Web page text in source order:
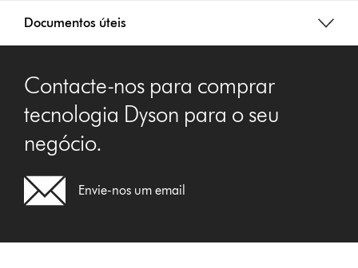
Documentos úteis
Contacte-nos para comprar
tecnologia Dyson para o seu
negócio.
Envie-nos um email